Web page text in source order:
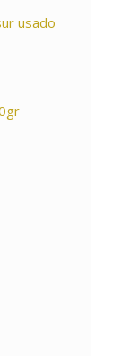
usado